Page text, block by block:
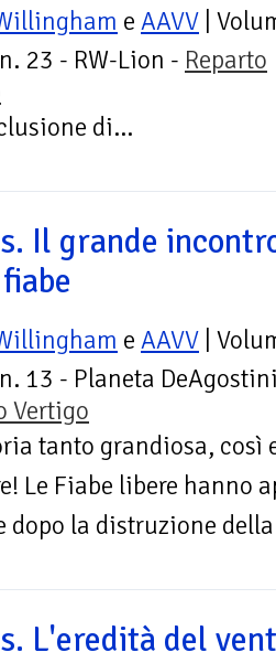
e AAVV |
n. 23 - RW-Lion - Reparto
di...
Il grande
e AAVV |
n. 13 - Planeta
Vertigo
tanto grandiosa, così
Le Fiabe libere hanno
dopo la distruzione
L'eredità del